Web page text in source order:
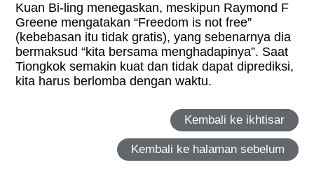
Kuan Bi-ling menegaskan, meskipun Raymond F
Greene mengatakan “Freedom is not free”
(kebebasan itu tidak gratis), yang sebenarnya dia
bermaksud “kita bersama menghadapinya”. Saat
Tiongkok semakin kuat dan tidak dapat diprediksi,
kita harus berlomba dengan waktu.
Kembali ke ikhtisar
Kembali ke halaman sebelum